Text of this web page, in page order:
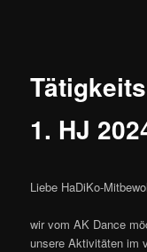
1. HJ
Liebe HaDiKo-
wir vom AK Dance
unsere Aktivitäten im